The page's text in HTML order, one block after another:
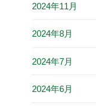
2024年11月
2024年8月
2024年7月
2024年6月